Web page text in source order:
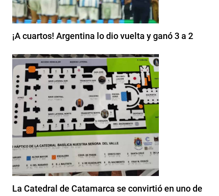
¡A cuartos! Argentina lo dio vuelta y ganó 3 a 2
La Catedral de Catamarca se convirtió en uno de